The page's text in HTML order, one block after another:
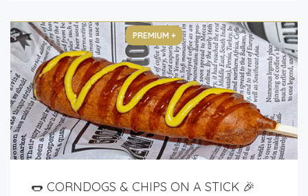
PREMIUM +
🌭 CORNDOGS & CHIPS ON A STICK 🎉